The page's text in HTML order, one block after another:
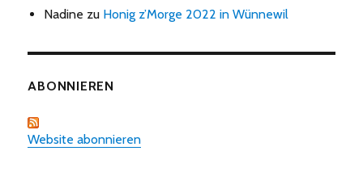
Nadine zu Honig z’Morge 2022 in Wünnewil
ABONNIEREN
Website abonnieren